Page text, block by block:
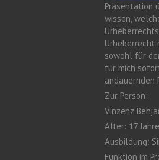
Präsentation
wissen,
Urheberrecht
sowohl für
für mich
Zur Person:
Vinzenz
Alter: 17 Jahre
Ausbildung:
Funktion im